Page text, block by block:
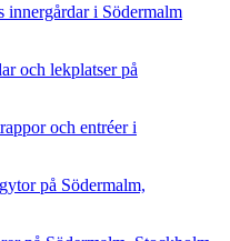
innergårdar i Södermalm
och lekplatser på
och entréer i
på Södermalm,